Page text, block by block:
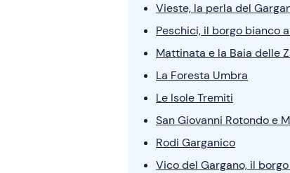
Vieste, la perla del
Peschici, il borgo bianco
Mattinata e la Baia delle
La Foresta Umbra
Le Isole Tremiti
San Giovanni Rotondo e
Rodi Garganico
Vico del Gargano, il